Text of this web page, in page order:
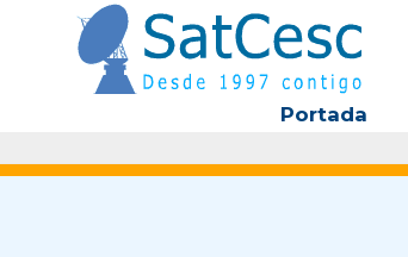
contenido
Portada